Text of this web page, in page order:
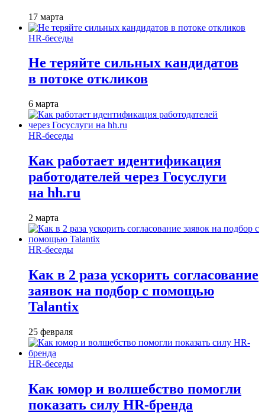
17 марта
HR-беседы
Не теряйте сильных кандидатов
в потоке откликов
6 марта
HR-беседы
Как работает идентификация
работодателей через Госуслуги
на hh.ru
2 марта
HR-беседы
Как в 2 раза ускорить согласование
заявок на подбор с помощью
Talantix
25 февраля
HR-беседы
Как юмор и волшебство помогли
показать силу HR-бренда